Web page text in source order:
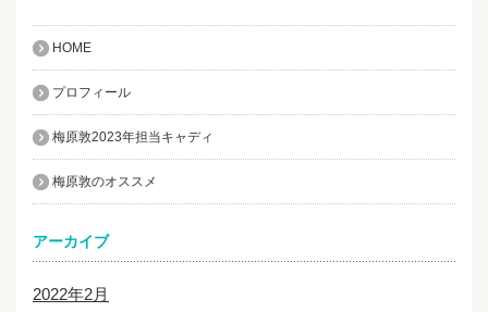
HOME
プロフィール
梅原敦2023年担当キャディ
梅原敦のオススメ
アーカイブ
2022年2月